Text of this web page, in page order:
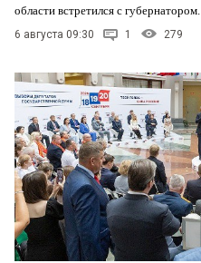
области встретился с губернатором.
6 августа 09:30 1 279